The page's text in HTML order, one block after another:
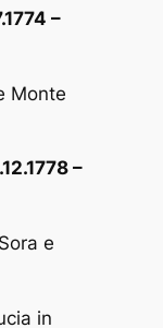
–
Monte
–
e
in